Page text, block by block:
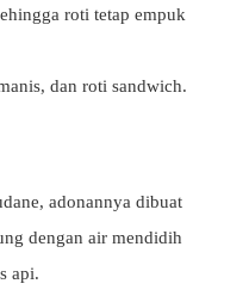
roti tetap empuk
dan roti sandwich.
adonannya dibuat
dengan air mendidih
api.